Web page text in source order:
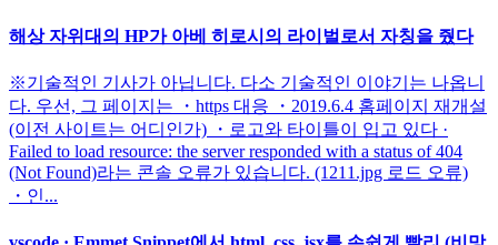
해상 자위대의 HP가 아베 히로시의 라이벌로서 자칭을 줬다
※기술적인 기사가 아닙니다. 다소 기술적인 이야기는 나옵니
다. 우선, 그 페이지는 ・https 대응 ・2019.6.4 홈페이지 재개설
(이전 사이트는 어디인가) ・로고와 타이틀이 입고 있다 ·
Failed to load resource: the server responded with a status of 404
(Not Found)라는 콘솔 오류가 있습니다. (1211.jpg 로드 오류)
・인...